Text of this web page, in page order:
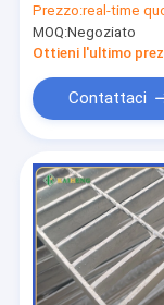
Prodotti
Circa noi
Giro della
saldato la grata
d'acciaio 11w4
Prezzo:real-time
MOQ:Negoziato
Ottieni l'ultimo
Contattaci